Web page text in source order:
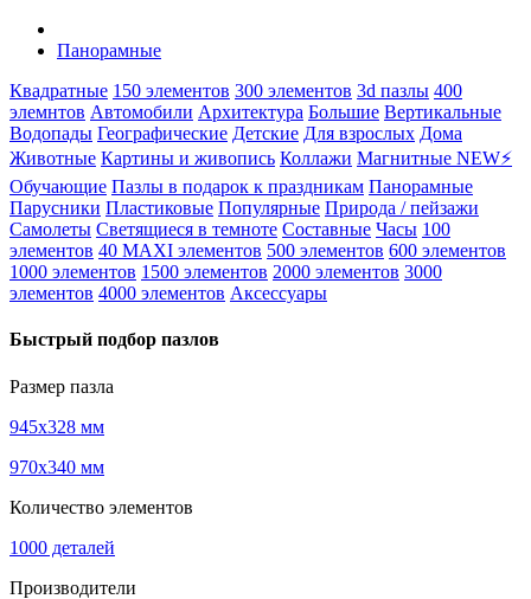
Панорамные
Квадратные 150 элементов 300 элементов 3d пазлы 400
элемнтов Автомобили Архитектура Большие Вертикальные
Водопады Географические Детские Для взрослых Дома
Животные Картины и живопись Коллажи Магнитные NEW⚡
Обучающие Пазлы в подарок к праздникам Панорамные
Парусники Пластиковые Популярные Природа / пейзажи
Самолеты Светящиеся в темноте Составные Часы 100
элементов 40 MAXI элементов 500 элементов 600 элементов
1000 элементов 1500 элементов 2000 элементов 3000
элементов 4000 элементов Аксессуары
Быстрый подбор пазлов
Размер пазла
945x328 мм
970x340 мм
Количество элементов
1000 деталей
Производители